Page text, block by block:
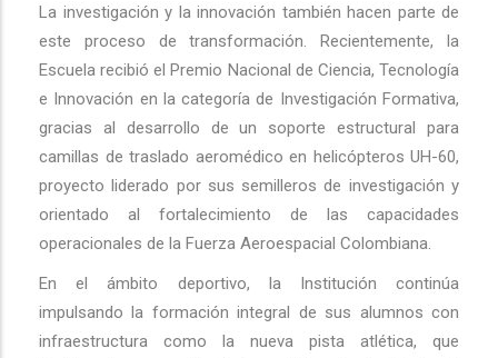
La investigación y la innovación también hacen parte de
este proceso de transformación. Recientemente, la
Escuela recibió el Premio Nacional de Ciencia, Tecnología
e Innovación en la categoría de Investigación Formativa,
gracias al desarrollo de un soporte estructural para
camillas de traslado aeromédico en helicópteros UH-60,
proyecto liderado por sus semilleros de investigación y
orientado al fortalecimiento de las capacidades
operacionales de la Fuerza Aeroespacial Colombiana.
En el ámbito deportivo, la Institución continúa
impulsando la formación integral de sus alumnos con
infraestructura como la nueva pista atlética, que